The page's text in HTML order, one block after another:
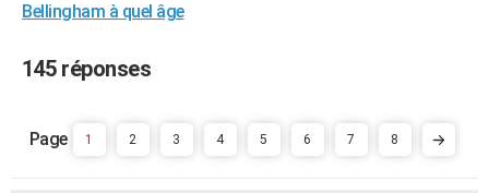
BONS PLANS
Bellingham à quel âge
145 réponses
1 2 3 4 5 6 7 8